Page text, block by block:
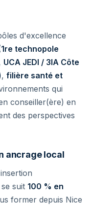
d'excellence
technopole
UCA JEDI / 3IA Côte
, filière santé et
qui
conseiller(ère) en
des perspectives
ancrage local
suit 100 % en
former depuis Nice